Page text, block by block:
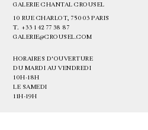
GALERIE CHANTAL CROUSEL
10 RUE CHARLOT, 75003 PARIS
T. +33 1 42 77 38 87
GALERIE@CROUSEL.COM
HORAIRES D'OUVERTURE
DU MARDI AU VENDREDI
10H-18H
LE SAMEDI
11H-19H